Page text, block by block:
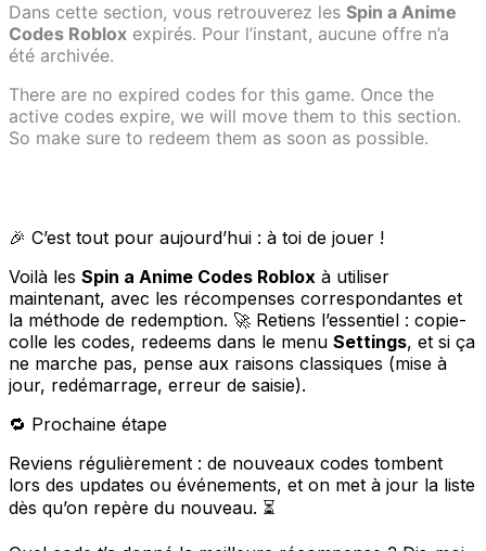
Dans cette section, vous retrouverez les Spin a Anime
Codes Roblox expirés. Pour l’instant, aucune offre n’a
été archivée.
There are no expired codes for this game. Once the
active codes expire, we will move them to this section.
So make sure to redeem them as soon as possible.
🎉 C’est tout pour aujourd’hui : à toi de jouer !
Voilà les Spin a Anime Codes Roblox à utiliser
maintenant, avec les récompenses correspondantes et
la méthode de redemption. 🚀 Retiens l’essentiel : copie-
colle les codes, redeems dans le menu Settings, et si ça
ne marche pas, pense aux raisons classiques (mise à
jour, redémarrage, erreur de saisie).
🔁 Prochaine étape
Reviens régulièrement : de nouveaux codes tombent
lors des updates ou événements, et on met à jour la liste
dès qu’on repère du nouveau. ⏳